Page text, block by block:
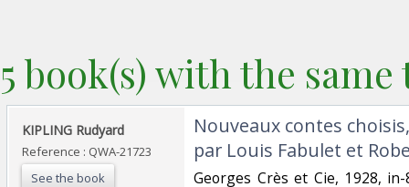
5 book(s) with the
‎KIPLING Rudyard ‎
Reference : QWA-21723
See the book
‎Nouveaux contes
par Louis Fabulet et
‎Georges Crès et Cie, 1928,